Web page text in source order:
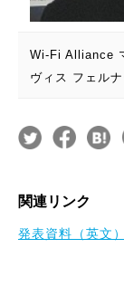
Wi-Fi Alliance
ヴィス フェル
関連リンク
発表資料（英文）